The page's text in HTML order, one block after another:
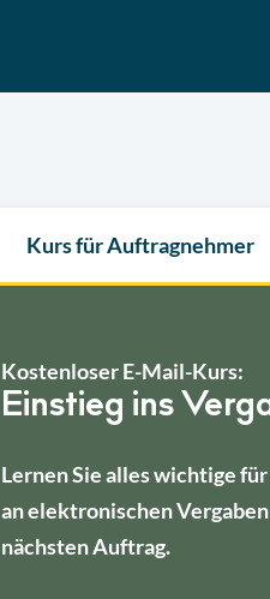
Kurs für Auftragnehmer
Kostenloser E-Mail-Kurs:
Einstieg ins
Lernen Sie alles wichtige
an elektronischen
nächsten Auftrag.